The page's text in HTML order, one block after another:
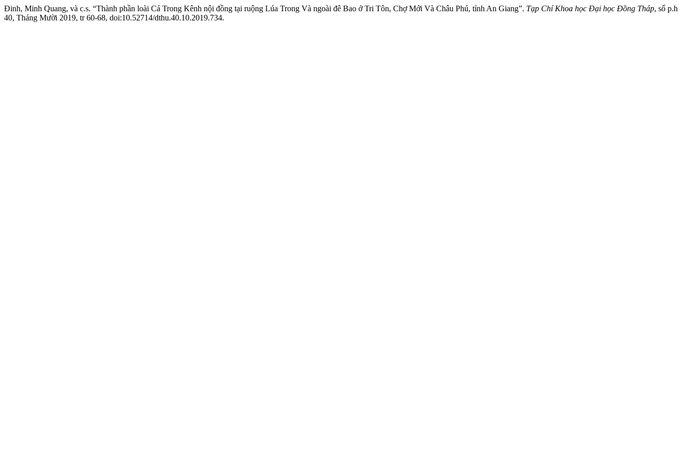
Đinh, Minh Quang, và c.s. “Thành phần loài Cá Trong Kênh nội đồng tại ruộng Lúa Trong Và ngoài đê Bao ở Tri Tôn, Chợ Mới Và Châu Phú, tỉnh An Giang”. Tạp Chí Khoa học Đại học Đồng Tháp, số p.h
40, Tháng Mười 2019, tr 60-68, doi:10.52714/dthu.40.10.2019.734.